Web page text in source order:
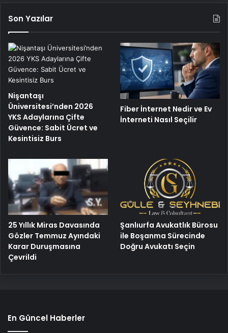
Son Yazılar
Nişantaşı
Üniversitesi’nden 2026
YKS Adaylarına Çifte
Güvence: Sabit Ücret ve
Kesintisiz Burs
Fiber İnternet Nedir ve Ev
İnterneti Nasıl Seçilir
25 Yıllık Miras Davasında
Gözler Temmuz Ayındaki
Karar Duruşmasına
Çevrildi
Şanlıurfa Avukatlık Bürosu
ile Boşanma Sürecinde
Doğru Avukatı Seçin
En Güncel Haberler